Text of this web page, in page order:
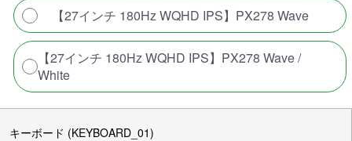
【27インチ 180Hz WQHD IPS】PX278 Wave
【27インチ 180Hz WQHD IPS】PX278 Wave /
White
キーボード (KEYBOARD_01)